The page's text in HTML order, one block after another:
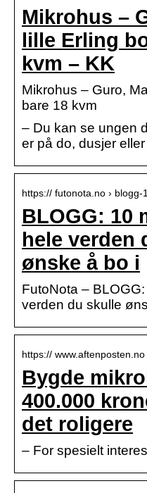
Mikrohus –
lille Erling
kvm – KK
Mikrohus – Guro,
bare 18 kvm
– Du kan se ungen
er på do, dusjer
https:// futonota.no ›
BLOGG: 10
hele verden
ønske å bo i
FutoNota –
verden du skulle
https:// www.aftenposten.no
Bygde
400.000
det roligere
– For spesielt